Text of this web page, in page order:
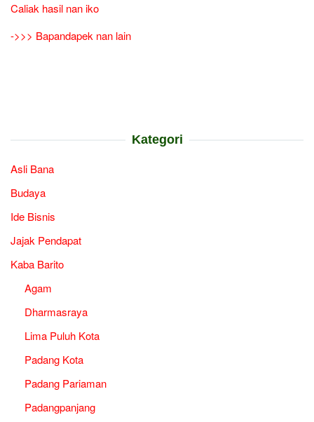
Caliak hasil nan iko
->>> Bapandapek nan lain
Kategori
Asli Bana
Budaya
Ide Bisnis
Jajak Pendapat
Kaba Barito
Agam
Dharmasraya
Lima Puluh Kota
Padang Kota
Padang Pariaman
Padangpanjang